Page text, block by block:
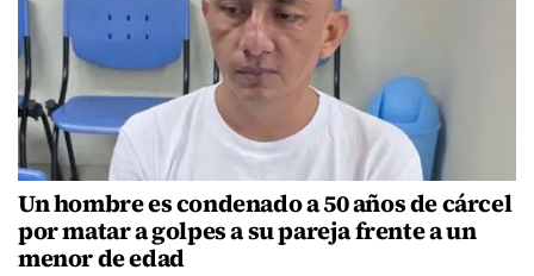
Un hombre es condenado a 50 años de cárcel
por matar a golpes a su pareja frente a un
menor de edad